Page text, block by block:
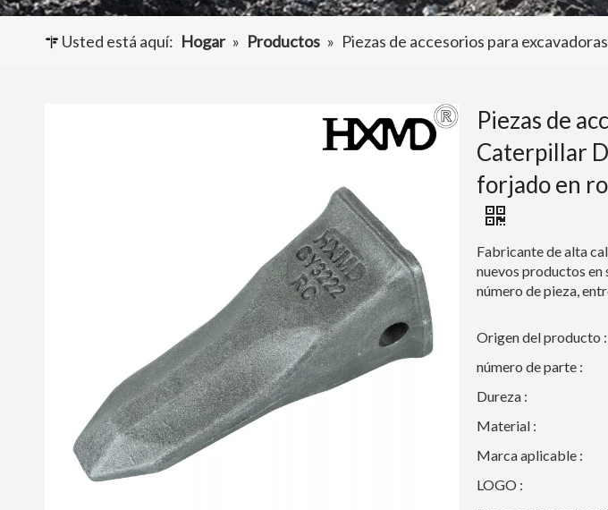
Usted está aquí: Hogar » Productos » Piezas de accesorios para
Piezas de
Caterpillar
forjado en
Fabricante de alta
nuevos productos
número de pieza,
Origen del producto :
número de parte :
Dureza :
Material :
Marca aplicable :
LOGO :